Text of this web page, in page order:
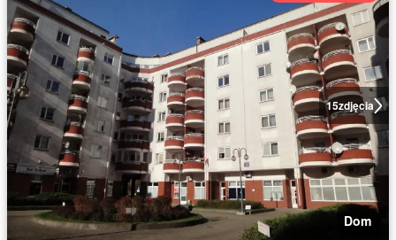
15zdjęcia
Dom